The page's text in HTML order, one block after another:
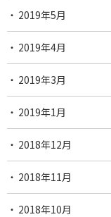
2019年5月
2019年4月
2019年3月
2019年1月
2018年12月
2018年11月
2018年10月